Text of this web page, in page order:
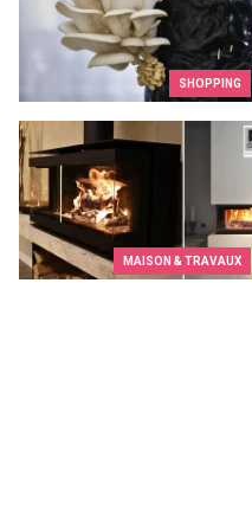
SHOPPING
MAISON & TRAVAUX
Wat maakt een huis écht